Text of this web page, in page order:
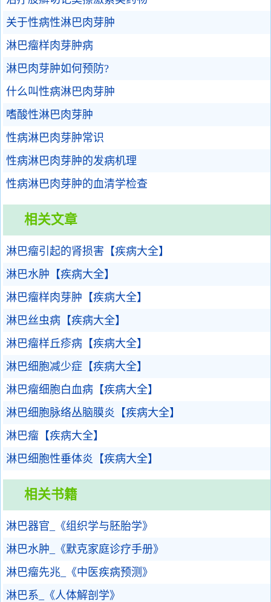
关于性病性淋巴肉芽肿
淋巴瘤样肉芽肿病
淋巴肉芽肿如何预防?
什么叫性病淋巴肉芽肿
嗜酸性淋巴肉芽肿
性病淋巴肉芽肿常识
性病淋巴肉芽肿的发病机理
性病淋巴肉芽肿的血清学检查
相关文章
淋巴瘤引起的肾损害【疾病大全】
淋巴水肿【疾病大全】
淋巴瘤样肉芽肿【疾病大全】
淋巴丝虫病【疾病大全】
淋巴瘤样丘疹病【疾病大全】
淋巴细胞减少症【疾病大全】
淋巴瘤细胞白血病【疾病大全】
淋巴细胞脉络丛脑膜炎【疾病大全】
淋巴瘤【疾病大全】
淋巴细胞性垂体炎【疾病大全】
相关书籍
淋巴器官_《组织学与胚胎学》
淋巴水肿_《默克家庭诊疗手册》
淋巴瘤先兆_《中医疾病预测》
淋巴系_《人体解剖学》